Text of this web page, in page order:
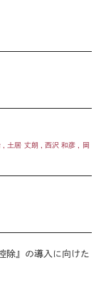
土居 丈朗 , 西沢 和彦 , 岡
除』の導入に向けた